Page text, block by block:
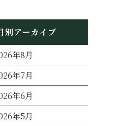
別アーカイブ
年8月
年7月
年6月
年5月